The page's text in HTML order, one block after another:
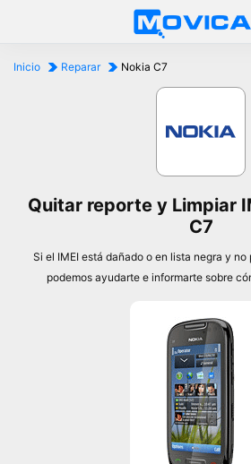
Inicio Reparar Nokia C7
Quitar reporte y Limpiar
C7
Si el IMEI está dañado o en lista negra y
podemos ayudarte e informarte sobre